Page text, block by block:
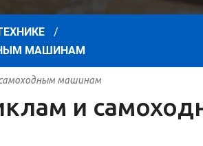
МАШИНАМ
самоходным машинам
и